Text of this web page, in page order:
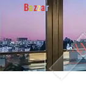
Bazzar